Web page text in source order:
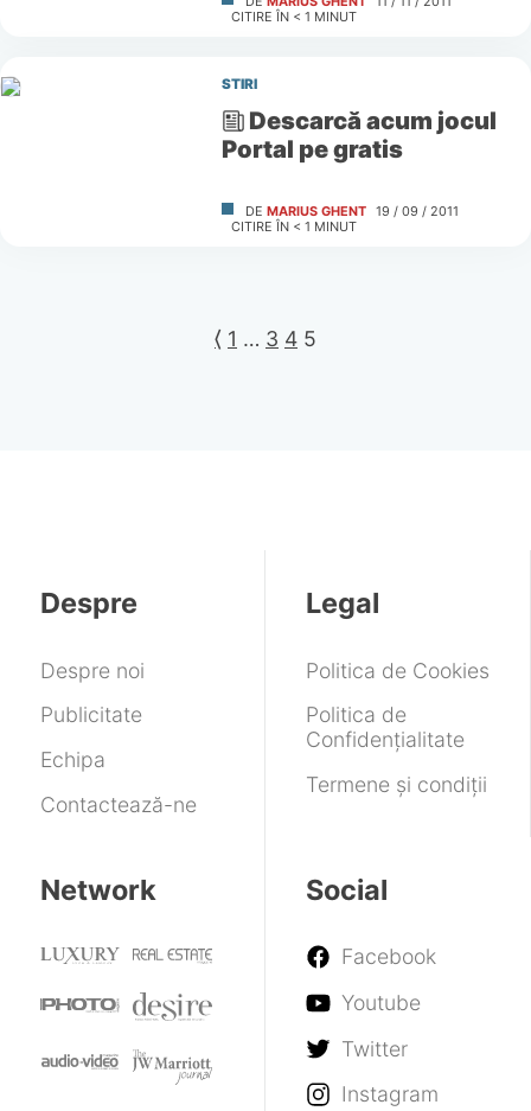
CITIRE ÎN < 1 MINUT
STIRI
Descarcă acum jocul
Portal pe gratis
DE MARIUS GHENT 19 / 09 / 2011
CITIRE ÎN < 1 MINUT
⟨ 1 … 3 4 5
Despre
Despre noi
Publicitate
Echipa
Contactează-ne
Legal
Politica de Cookies
Politica de
Confidențialitate
Termene și condiții
Network Social
Facebook
Youtube
Twitter
Instagram